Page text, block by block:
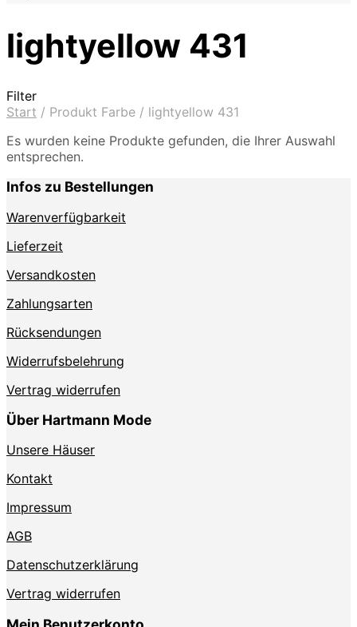
lightyellow 431
Filter
Start / Produkt Farbe / lightyellow 431
Es wurden keine Produkte gefunden, die Ihrer Auswahl
entsprechen.
Infos zu Bestellungen
Warenverfügbarkeit
Lieferzeit
Versandkosten
Zahlungsarten
Rücksendungen
Widerrufsbelehrung
Vertrag widerrufen
Über Hartmann Mode
Unsere Häuser
Kontakt
Impressum
AGB
Datenschutzerklärung
Vertrag widerrufen